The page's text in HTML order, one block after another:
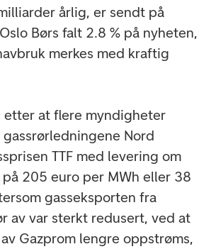
årlig, er sendt på
Børs falt 2.8 % på nyheten,
merkes med kraftig
etter at flere myndigheter
Nord
TTF med levering om
205 euro per MWh eller 38
gasseksporten fra
av var sterkt redusert, ved at
Gazprom lengre oppstrøms,